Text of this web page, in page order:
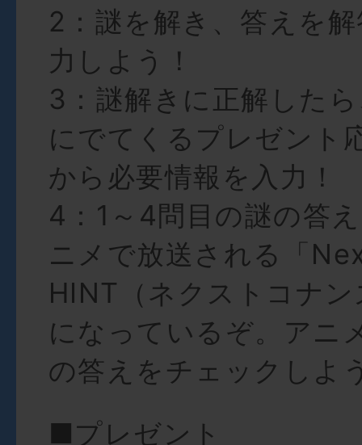
2：謎を解き、答えを
力しよう！
3：謎解きに正解した
にでてくるプレゼント
から必要情報を入力！
4：1～4問目の謎の答
ニメで放送される「
HINT（ネクストコナ
になっているぞ。アニ
の答えをチェックしよ
■プレゼント